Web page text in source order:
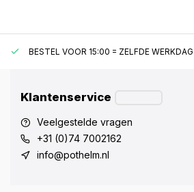
BESTEL VOOR 15:00 = ZELFDE
Klantenservice
Veelgestelde vragen
+31 (0)74 7002162
info@pothelm.nl